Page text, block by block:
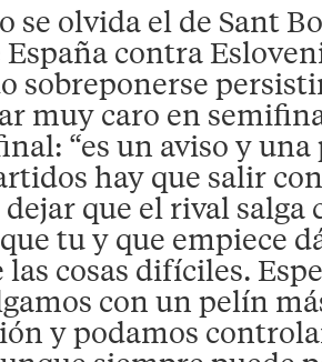
se olvida el de Sant
contra
sobreponerse
muy caro en
“es un aviso y una
hay que salir
que el rival salga
tu y que empiece
cosas difíciles.
con un pelín
y podamos